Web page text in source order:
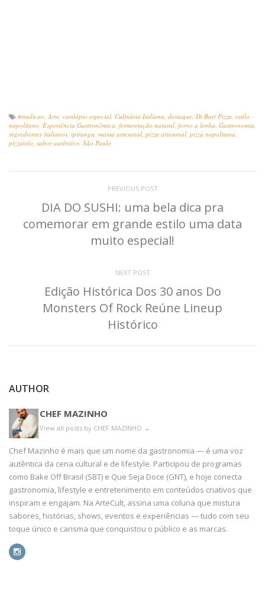
#tradicao,Arte, cardápio especial, Culinária Italiana, destaque, Di Bari Pizza, estilo
napolitano, Experiência Gastronômica, fermentação natural, forno a lenha, Gastronomia,
ingredientes italianos, ipiranga, massa artesanal, pizza artesanal, pizza napolitana,
pizzaiolo, sabor autêntico, São Paulo
PREVIOUS POST
DIA DO SUSHI: uma bela dica pra
comemorar em grande estilo uma data
muito especial!
NEXT POST
Edição Histórica Dos 30 anos Do
Monsters Of Rock Reúne Lineup
Histórico
AUTHOR
CHEF MAZINHO
View all posts by CHEF MAZINHO →
Chef Mazinho é mais que um nome da gastronomia — é uma voz
autêntica da cena cultural e de lifestyle. Participou de programas
como Bake Off Brasil (SBT) e Que Seja Doce (GNT), e hoje conecta
gastronomia, lifestyle e entretenimento em conteúdos criativos que
inspiram e engajam. Na ArteCult, assina uma coluna que mistura
sabores, histórias, shows, eventos e experiências — tudo com seu
toque único e carisma que conquistou o público e as marcas.